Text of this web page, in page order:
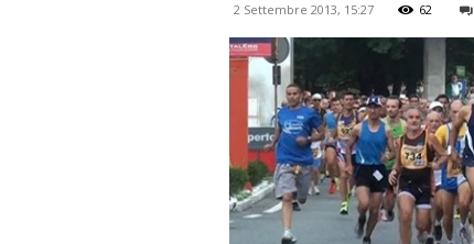
2 Settembre 2013, 15:27 62